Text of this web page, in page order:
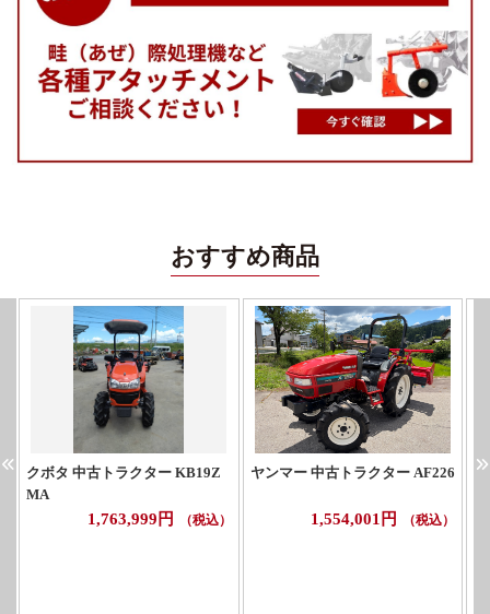
おすすめ商品
クボタ 中古トラクター KB19Z
MA
1,763,999円 （税込）
ヤンマー 中古トラクター AF226
1,554,001円 （税込）